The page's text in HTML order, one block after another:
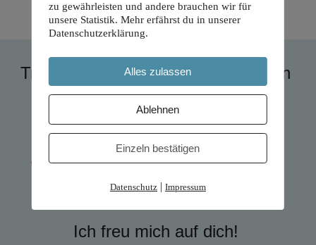
Trag dich ein und sei ab sofort jeden
Montag mit dabei.
Werde Teil unserer Gemeinschaft.
Ich freu mich auf dich!
zu gewährleisten und andere brauchen wir für
unsere Statistik. Mehr erfährst du in unserer
Datenschutzerklärung.
Alles zulassen
Ablehnen
Einzeln bestätigen
Datenschutz| Impressum